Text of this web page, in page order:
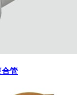
合管